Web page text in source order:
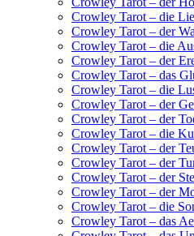
Crowley Tarot – die
Crowley Tarot – der
Crowley Tarot – die
Crowley Tarot – der
Crowley Tarot – das
Crowley Tarot – die
Crowley Tarot – der
Crowley Tarot – der
Crowley Tarot – die
Crowley Tarot – der
Crowley Tarot – der
Crowley Tarot – der
Crowley Tarot – der
Crowley Tarot – die
Crowley Tarot – das